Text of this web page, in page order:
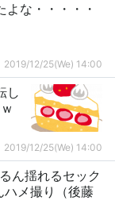
な・・・・・
2019/12/25(We) 14:00
し
2019/12/25(We) 14:00
ん揺れるセック
ハメ撮り（後藤